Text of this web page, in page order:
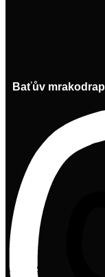
Baťův mrakodrap